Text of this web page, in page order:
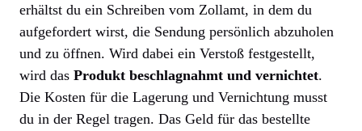
erhältst du ein Schreiben vom Zollamt, in dem du
aufgefordert wirst, die Sendung persönlich abzuholen
und zu öffnen. Wird dabei ein Verstoß festgestellt,
wird das Produkt beschlagnahmt und vernichtet.
Die Kosten für die Lagerung und Vernichtung musst
du in der Regel tragen. Das Geld für das bestellte